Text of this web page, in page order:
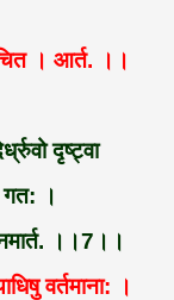
। आर्त. ।।
दृष्ट्वा
गत: ।
।।7।।
वर्तमाना: ।